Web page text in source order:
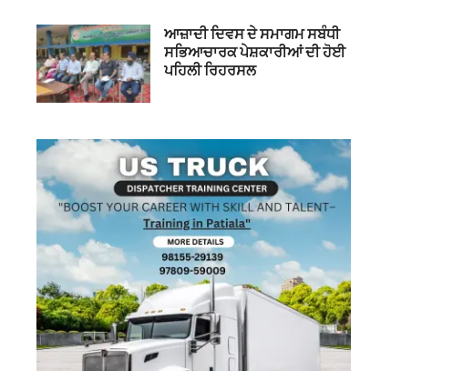
ਆਜ਼ਾਦੀ ਦਿਵਸ ਦੇ ਸਮਾਗਮ ਸਬੰਧੀ
ਸਭਿਆਚਾਰਕ ਪੇਸ਼ਕਾਰੀਆਂ ਦੀ ਹੋਈ
ਪਹਿਲੀ ਰਿਹਰਸਲ